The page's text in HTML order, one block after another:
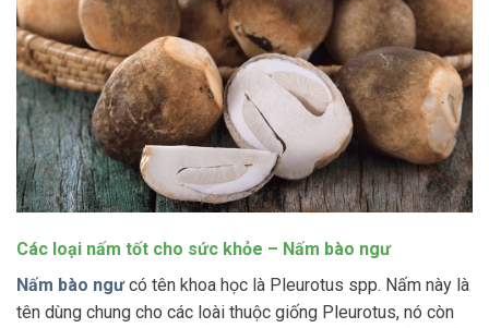
Các loại nấm tốt cho sức khỏe – Nấm bào ngư
Nấm bào ngưcó tên khoa học là Pleurotus spp. Nấm này là
tên dùng chung cho các loài thuộc giống Pleurotus, nó còn